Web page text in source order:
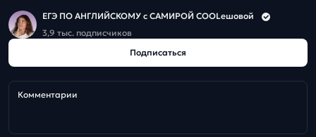
ЕГЭ ПО АНГЛИЙСКОМУ с САМИРОЙ COOLешовой
3,9 тыс. подписчиков
Подписаться
Комментарии